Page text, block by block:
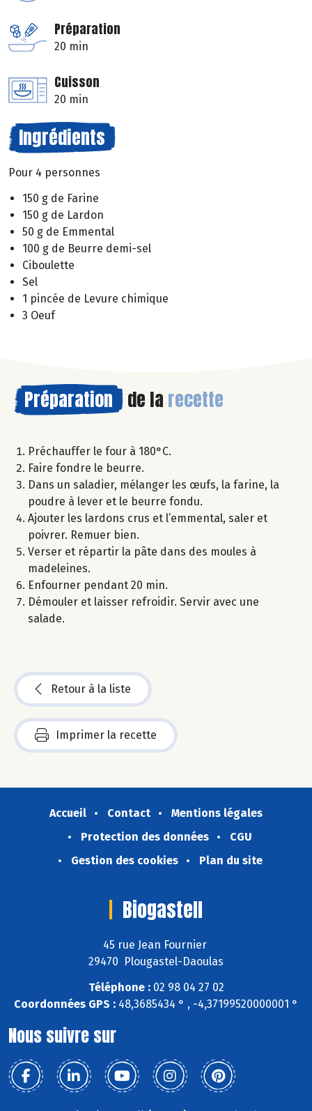
Préparation
20 min
Cuisson
20 min
Ingrédients
Pour 4 personnes
150 g de Farine
150 g de Lardon
50 g de Emmental
100 g de Beurre demi-sel
Ciboulette
Sel
1 pincée de Levure chimique
3 Oeuf
Préparation de la recette
Préchauffer le four à 180°C.
Faire fondre le beurre.
Dans un saladier, mélanger les œufs, la farine, la
poudre à lever et le beurre fondu.
Ajouter les lardons crus et l’emmental, saler et
poivrer. Remuer bien.
Verser et répartir la pâte dans des moules à
madeleines.
Enfourner pendant 20 min.
Démouler et laisser refroidir. Servir avec une
salade.
Retour à la liste
Imprimer la recette
Accueil Contact
Mentions légales
Protection des données
CGU
Gestion des cookies
Plan du site
Biogastell
45 rue Jean Fournier
29470 Plougastel-Daoulas
Téléphone :02 98 04 27 02
Coordonnées GPS : 48,3685434 ° , -4,37199520000001 °
Nous suivre sur